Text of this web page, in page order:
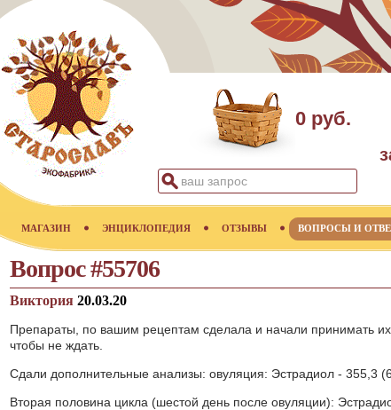
0 руб.
МАГАЗИН ЭНЦИКЛОПЕДИЯ ОТЗЫВЫ ВОПРОСЫ И
Вопрос #55706
Виктория 20.03.20
Препараты, по вашим рецептам сделала и начали принимать
чтобы не ждать.
Сдали дополнительные анализы: овуляция: Эстрадиол - 355,3
Вторая половина цикла (шестой день после овуляции):